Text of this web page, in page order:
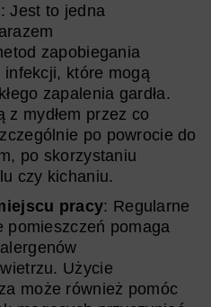
: Jest to jedna
zapobiegania
które mogą
zapalenia gardła.
z mydłem przez co
po powrocie do
po skorzystaniu
czy kichaniu.
pracy: Regularne
pomieszczeń pomaga
Użycie
może również pomóc